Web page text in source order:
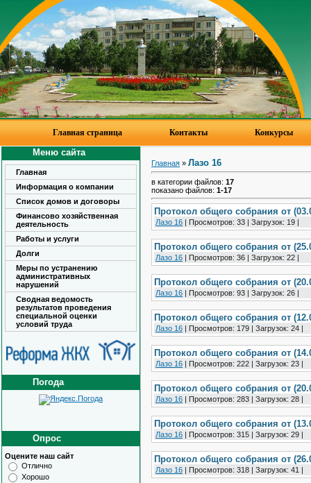
Главная страница Контакты Конкурсы
Меню сайта
Главная
Информация о компании
Список домов и договоры
Финансово хозяйственная
деятельность
Работы и услуги
Долги
Меры по устранению
административных
нарушений
Сводная ведомость
результатов проведения
специальной оценки
условий труда
Погода
Опрос
Оцените наш сайт
Отлично
Хорошо
Главная » Лазо 16
в категории файлов: 17
показано файлов: 1-17
Протокол общего собрания от
Лазо 16 Просмотров: 33 Загрузок: 19
Протокол общего собрания от
Лазо 16 Просмотров: 36 Загрузок: 22
Протокол общего собрания от
Лазо 16 Просмотров: 93 Загрузок: 26
Протокол общего собрания от
Лазо 16 Просмотров: 179 Загрузок: 24
Протокол общего собрания от
Лазо 16 Просмотров: 222 Загрузок: 23
Протокол общего собрания от
Лазо 16 Просмотров: 283 Загрузок: 28
Протокол общего собрания от
Лазо 16 Просмотров: 315 Загрузок: 29
Протокол общего собрания от
Лазо 16 Просмотров: 318 Загрузок: 41